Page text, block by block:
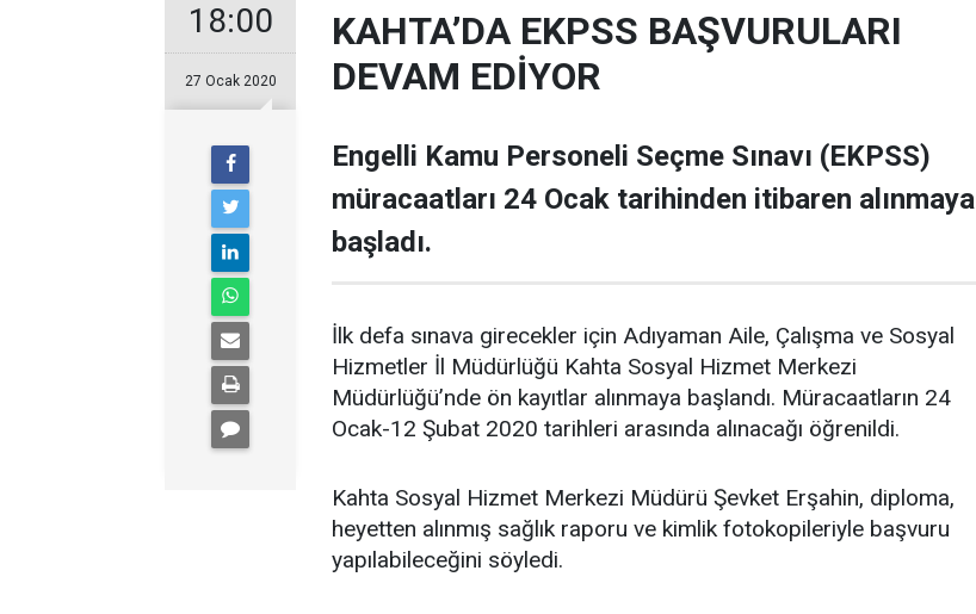
18:00
27 Ocak 2020
KAHTA’DA EKPSS BAŞVURULARI
DEVAM EDİYOR
Engelli Kamu Personeli Seçme Sınavı (EKPSS)
müracaatları 24 Ocak tarihinden itibaren alınmaya
başladı.
İlk defa sınava girecekler için Adıyaman Aile, Çalışma ve Sosyal
Hizmetler İl Müdürlüğü Kahta Sosyal Hizmet Merkezi
Müdürlüğü’nde ön kayıtlar alınmaya başlandı. Müracaatların 24
Ocak-12 Şubat 2020 tarihleri arasında alınacağı öğrenildi.
Kahta Sosyal Hizmet Merkezi Müdürü Şevket Erşahin, diploma,
heyetten alınmış sağlık raporu ve kimlik fotokopileriyle başvuru
yapılabileceğini söyledi.